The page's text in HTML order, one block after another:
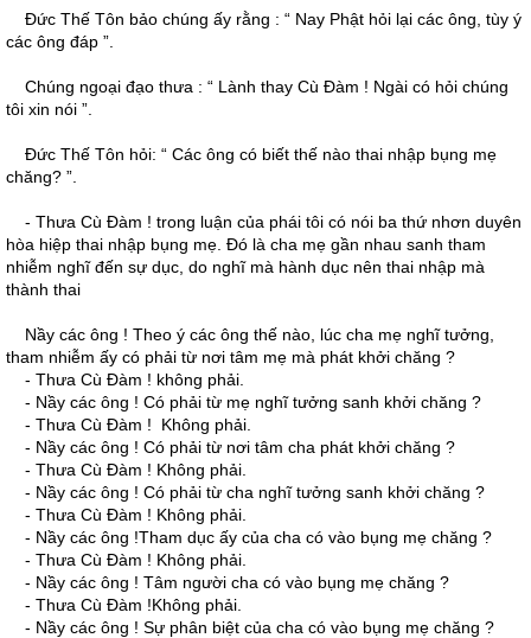
Ðức Thế Tôn bảo chúng ấy rằng : “ Nay Phật hỏi lại các ông, tùy ý
các ông đáp ”.
Chúng ngoại đạo thưa : “ Lành thay Cù Ðàm ! Ngài có hỏi chúng
tôi xin nói ”.
Ðức Thế Tôn hỏi: “ Các ông có biết thế nào thai nhập bụng mẹ
chăng? ”.
- Thưa Cù Ðàm ! trong luận của phái tôi có nói ba thứ nhơn duyên
hòa hiệp thai nhập bụng mẹ. Ðó là cha mẹ gần nhau sanh tham
nhiễm nghĩ đến sự dục, do nghĩ mà hành dục nên thai nhập mà
thành thai
Nầy các ông ! Theo ý các ông thế nào, lúc cha mẹ nghĩ tưởng,
tham nhiễm ấy có phải từ nơi tâm mẹ mà phát khởi chăng ?
- Thưa Cù Ðàm ! không phải.
- Nầy các ông ! Có phải từ mẹ nghĩ tưởng sanh khởi chăng ?
- Thưa Cù Ðàm ! Không phải.
- Nầy các ông ! Có phải từ nơi tâm cha phát khởi chăng ?
- Thưa Cù Ðàm ! Không phải.
- Nầy các ông ! Có phải từ cha nghĩ tưởng sanh khởi chăng ?
- Thưa Cù Ðàm ! Không phải.
- Nầy các ông !Tham dục ấy của cha có vào bụng mẹ chăng ?
- Thưa Cù Ðàm ! Không phải.
- Nầy các ông ! Tâm người cha có vào bụng mẹ chăng ?
- Thưa Cù Ðàm !Không phải.
- Nầy các ông ! Sự phân biệt của cha có vào bụng mẹ chăng ?